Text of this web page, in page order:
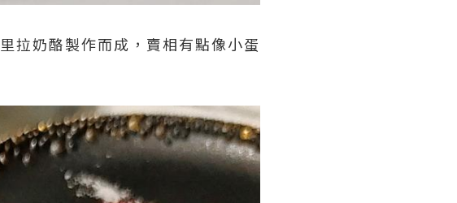
拉奶酪製作而成，賣相有點像小蛋